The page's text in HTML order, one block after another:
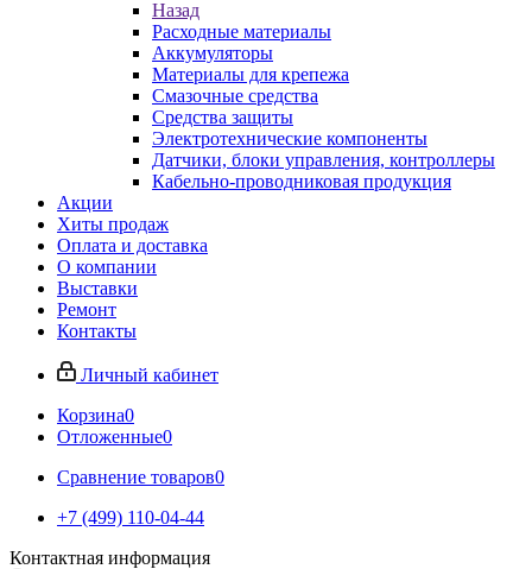
Назад
Расходные материалы
Аккумуляторы
Материалы для крепежа
Смазочные средства
Средства защиты
Электротехнические компоненты
Датчики, блоки управления, контроллеры
Кабельно-проводниковая продукция
Акции
Хиты продаж
Оплата и доставка
О компании
Выставки
Ремонт
Контакты
Личный кабинет
Корзина0
Отложенные0
Сравнение товаров0
+7 (499) 110-04-44
Контактная информация